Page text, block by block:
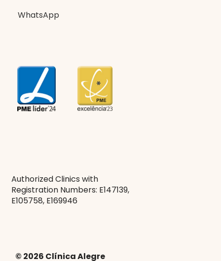
WhatsApp
Authorized Clinics with
Registration Numbers: E147139,
E105758, E169946
© 2026 Clínica Alegre